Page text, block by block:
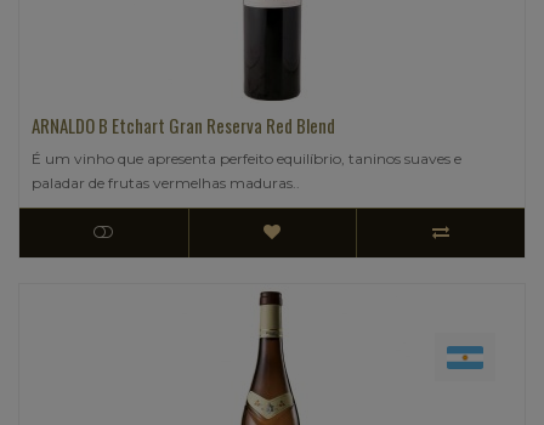
ARNALDO B Etchart Gran Reserva Red Blend
É um vinho que apresenta perfeito equilíbrio, taninos suaves e
paladar de frutas vermelhas maduras..